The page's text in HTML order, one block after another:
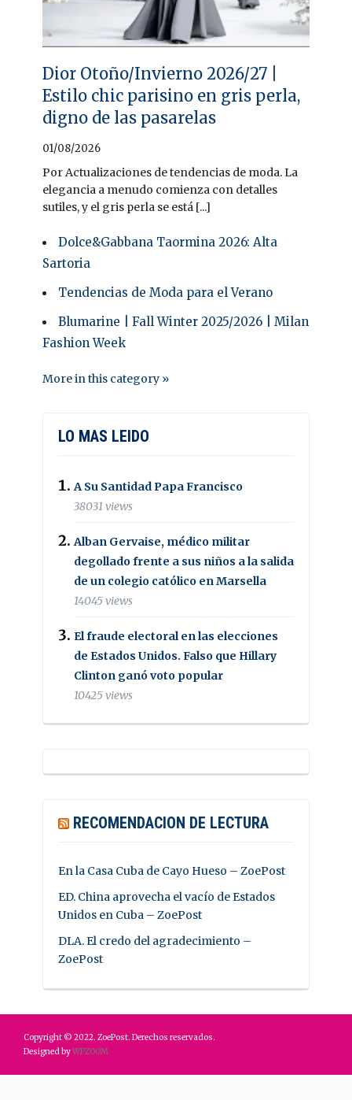
Dior Otoño/Invierno 2026/27 |
Estilo chic parisino en gris perla,
digno de las pasarelas
01/08/2026
Por Actualizaciones de tendencias de moda. La
elegancia a menudo comienza con detalles
sutiles, y el gris perla se está [...]
Dolce&Gabbana Taormina 2026: Alta
Sartoria
Tendencias de Moda para el Verano
Blumarine | Fall Winter 2025/2026 | Milan
Fashion Week
More in this category »
LO MAS LEIDO
A Su Santidad Papa Francisco
38031 views
Alban Gervaise, médico militar
degollado frente a sus niños a la salida
de un colegio católico en Marsella
14045 views
El fraude electoral en las elecciones
de Estados Unidos. Falso que Hillary
Clinton ganó voto popular
10425 views
RECOMENDACION DE LECTURA
En la Casa Cuba de Cayo Hueso – ZoePost
ED. China aprovecha el vacío de Estados
Unidos en Cuba – ZoePost
DLA. El credo del agradecimiento –
ZoePost
Copyright © 2022. ZoePost. Derechos reservados.
Designed byWPZOOM